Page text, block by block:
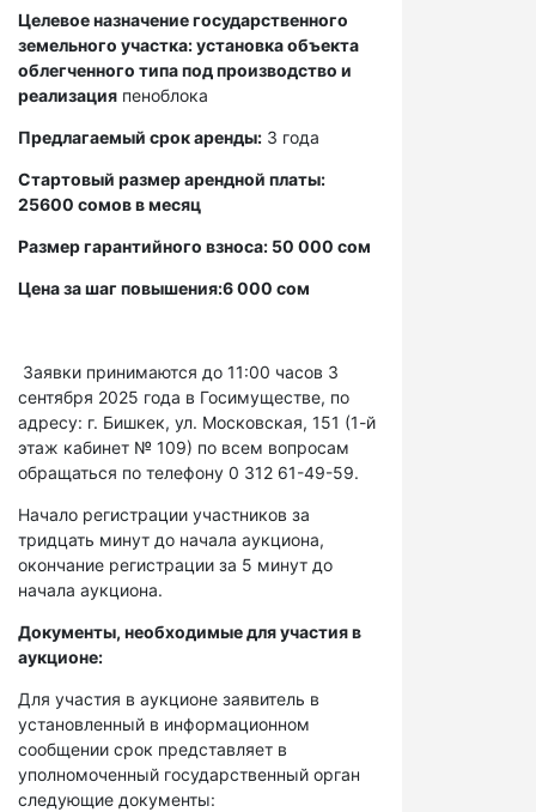
Целевое назначение государственного
земельного участка: установка объекта
облегченного типа под производство и
реализация пеноблока
Предлагаемый срок аренды: 3 года
Стартовый размер арендной платы:
25600 сомов в месяц
Размер гарантийного взноса: 50 000 сом
Цена за шаг повышения:6 000 сом
Заявки принимаются до 11:00 часов 3
сентября 2025 года в Госимуществе, по
адресу: г. Бишкек, ул. Московская, 151 (1-й
этаж кабинет № 109) по всем вопросам
обращаться по телефону 0 312 61-49-59.
Начало регистрации участников за
тридцать минут до начала аукциона,
окончание регистрации за 5 минут до
начала аукциона.
Документы, необходимые для участия в
аукционе:
Для участия в аукционе заявитель в
установленный в информационном
сообщении срок представляет в
уполномоченный государственный орган
следующие документы: